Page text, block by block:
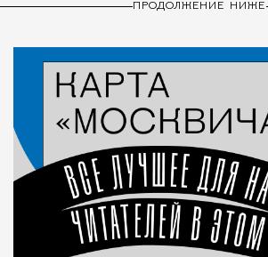
ПРОДОЛЖЕНИЕ НИЖЕ